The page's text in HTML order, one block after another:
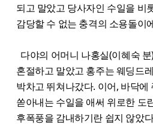
되고 말았고 당사자인 수일을 비
감당할 수 없는 충격의 소용돌이
다야의 어머니 나홍실(이혜숙
혼절하고 말았고 홍주는 웨딩드
박차고 뛰쳐나갔다. 이어, 바닥
쏟아내는 수일을 애써 위로한 도
후폭풍을 감내하기란 쉽지 않았